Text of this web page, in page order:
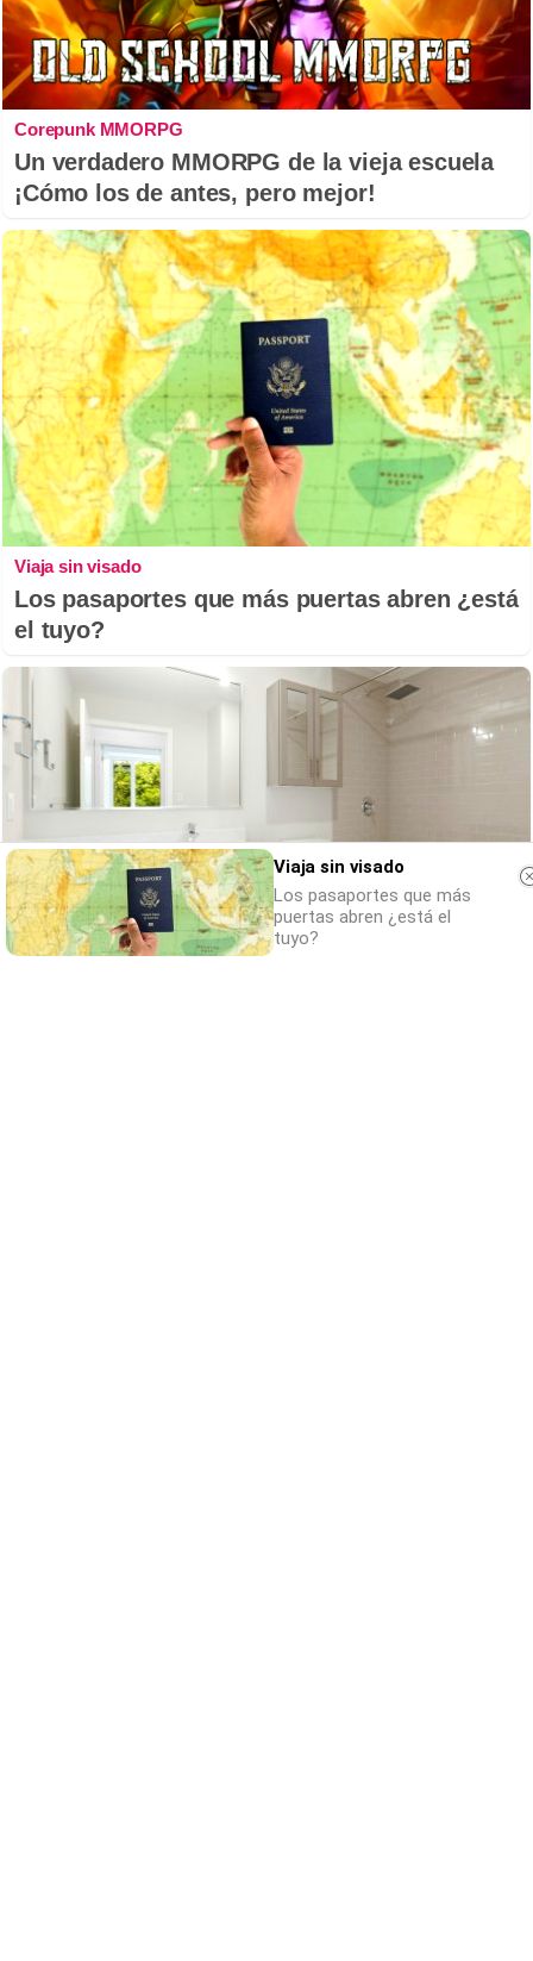
Corepunk MMORPG
Un verdadero MMORPG de la vieja escuela
¡Cómo los de antes, pero mejor!
Viaja sin visado
Los pasaportes que más puertas abren ¿está
el tuyo?
Viaja sin visado
Los pasaportes que más
puertas abren ¿está el
tuyo?